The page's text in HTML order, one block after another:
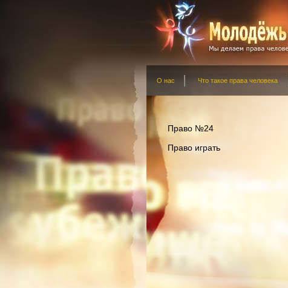
О нас Что такое права человека
Право №24
Право играть